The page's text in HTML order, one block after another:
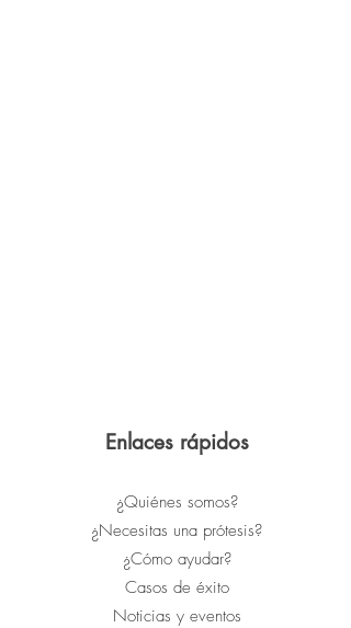
Enlaces rápidos
¿Quiénes somos?
¿Necesitas una prótesis?
¿Cómo ayudar?
Casos de éxito
Noticias y eventos